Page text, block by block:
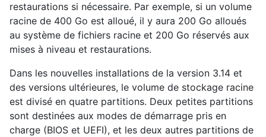
restaurations si nécessaire. Par exemple, si un volume
racine de 400 Go est alloué, il y aura 200 Go alloués
au système de fichiers racine et 200 Go réservés aux
mises à niveau et restaurations.
Dans les nouvelles installations de la version 3.14 et
des versions ultérieures, le volume de stockage racine
est divisé en quatre partitions. Deux petites partitions
sont destinées aux modes de démarrage pris en
charge (BIOS et UEFI), et les deux autres partitions de